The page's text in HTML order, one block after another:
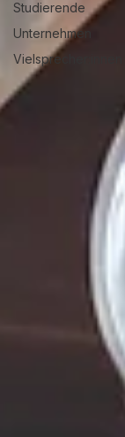
Studierende
Unternehmen
Vielsprecher:innen